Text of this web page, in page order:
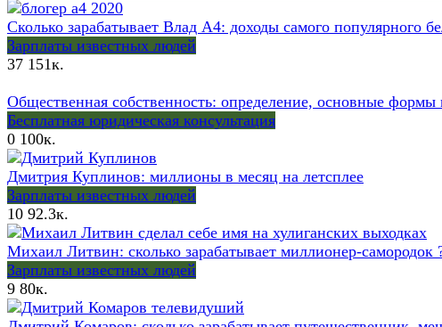
Сколько зарабатывает Влад А4: доходы самого популярного
Зарплаты известных людей
37 151к.
Общественная собственность: определение, основные
Бесплатная юридическая консультация
0 100к.
Дмитрия Куплинов: миллионы в месяц на летсплее
Зарплаты известных людей
10 92.3к.
Михаил Литвин: сколько зарабатывает миллионер-самородок
Зарплаты известных людей
9 80к.